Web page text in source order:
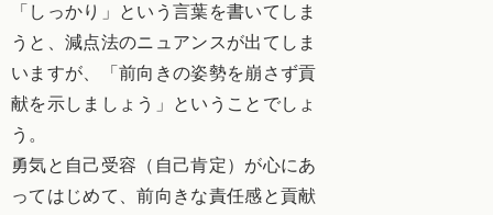
「しっかり」という言葉を書いてしま
うと、減点法のニュアンスが出てしま
いますが、「前向きの姿勢を崩さず貢
献を示しましょう」ということでしょ
う。
勇気と自己受容（自己肯定）が心にあ
ってはじめて、前向きな責任感と貢献